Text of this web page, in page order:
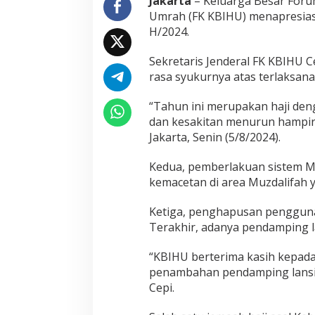
n
d
p
i
L
a
n
i
a
E
e
k
Umrah (FK KBIHU)
H/2024.
Sekretaris Jenderal FK KBIHU
rasa syukurnya atas
“Tahun ini merupakan haji
dan kesakitan menurun
Jakarta, Senin (5/8/2024).
Kedua, pemberlakuan sistem
kemacetan di area Muzdalifah
Ketiga, penghapusan
Terakhir, adanya pendamping
“KBIHU berterima kasih
penambahan pendamping
Cepi.